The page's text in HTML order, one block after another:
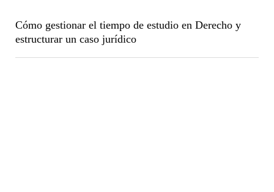
Cómo gestionar el tiempo de estudio en Derecho y
estructurar un caso jurídico